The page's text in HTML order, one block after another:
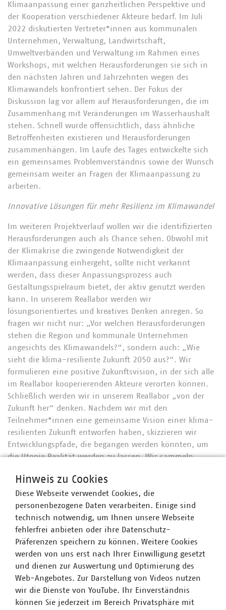
Klimaanpassung einer ganzheitlichen Perspektive und
der Kooperation verschiedener Akteure bedarf. Im Juli
2022 diskutierten Vertreter*innen aus kommunalen
Unternehmen, Verwaltung, Landwirtschaft,
Umweltverbänden und Verwaltung im Rahmen eines
Workshops, mit welchen Herausforderungen sie sich in
den nächsten Jahren und Jahrzehnten wegen des
Klimawandels konfrontiert sehen. Der Fokus der
Diskussion lag vor allem auf Herausforderungen, die im
Zusammenhang mit Veränderungen im Wasserhaushalt
stehen. Schnell wurde offensichtlich, dass ähnliche
Betroffenheiten existieren und Herausforderungen
zusammenhängen. Im Laufe des Tages entwickelte sich
ein gemeinsames Problemverständnis sowie der Wunsch
gemeinsam weiter an Fragen der Klimaanpassung zu
arbeiten.
Innovative Lösungen für mehr Resilienz im Klimawandel
Im weiteren Projektverlauf wollen wir die identifizierten
Herausforderungen auch als Chance sehen. Obwohl mit
der Klimakrise die zwingende Notwendigkeit der
Klimaanpassung einhergeht, sollte nicht verkannt
werden, dass dieser Anpassungsprozess auch
Gestaltungsspielraum bietet, der aktiv genutzt werden
kann. In unserem Reallabor werden wir
lösungsorientiertes und kreatives Denken anregen. So
fragen wir nicht nur: „Vor welchen Herausforderungen
stehen die Region und kommunale Unternehmen
angesichts des Klimawandels?“, sondern auch: „Wie
sieht die klima-resiliente Zukunft 2050 aus?“. Wir
formulieren eine positive Zukunftsvision, in der sich alle
im Reallabor kooperierenden Akteure verorten können.
Schließlich werden wir in unserem Reallabor „von der
Zukunft her“ denken. Nachdem wir mit den
Teilnehmer*innen eine gemeinsame Vision einer klima-
resilienten Zukunft entworfen haben, skizzieren wir
Entwicklungspfade, die begangen werden könnten, um
die Utopie Realität werden zu lassen. Wir sammeln
Rahmen einzelne Ideen auch finanziell. Diese Förderung
kann nicht nur Teilnehmer*innen im Reallabor zu Gute
kommen. Über die Details des Förderprozesses
informieren wir Sie in den nächsten Monaten.
Kurz informiert: Das Projekt ARSINOE & die Fallstudie
„Bayerischer Main“
Das HORIZON-2020-Projekt ARSINOE zielt darauf ab, ein
Ökosystem für innovative Lösungen zur Anpassung an
den Klimawandel aufzubauen. Es leistet damit einen
Beitrag zur Schaffung klima-resilienter Regionen in
Hinweis zu Cookies
Diese Webseite verwendet Cookies, die
personenbezogene Daten verarbeiten. Einige sind
technisch notwendig, um Ihnen unsere Webseite
fehlerfrei anbieten oder ihre Datenschutz-
Präferenzen speichern zu können. Weitere Cookies
werden von uns erst nach Ihrer Einwilligung gesetzt
und dienen zur Auswertung und Optimierung des
Web-Angebotes. Zur Darstellung von Videos nutzen
wir die Dienste von YouTube. Ihr Einverständnis
können Sie jederzeit im Bereich Privatsphäre mit